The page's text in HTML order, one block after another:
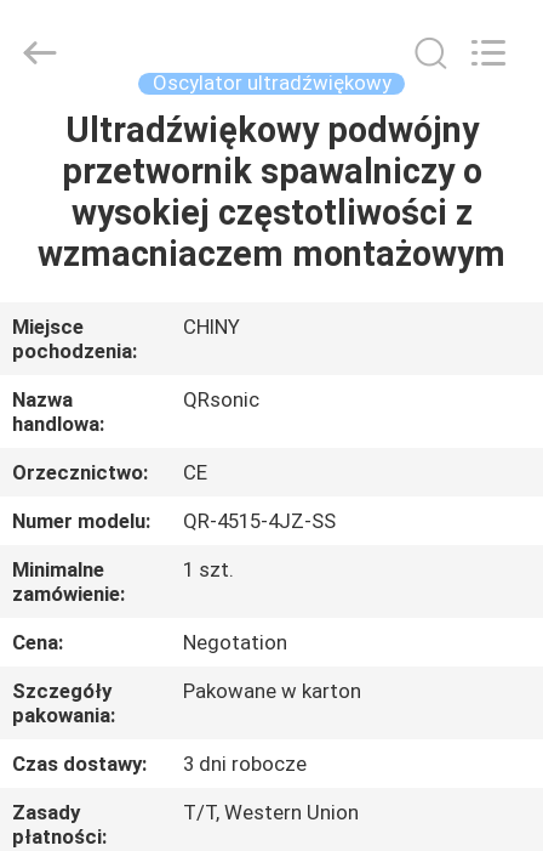
DOM
PRODUKTY
NAS
WYCIECZKA
PO
FABRYCE
KONTROLA
JAKOŚCI
SKONTAKTUJ
SIĘ
Z
NAMI
Equipment
Co.,Ltd.
Oscylator ultradźwiękowy
Ultradźwiękowy podwójny
przetwornik spawalniczy o
wysokiej częstotliwości z
wzmacniaczem montażowym
Miejsce
pochodzenia:
CHINY
Nazwa
handlowa:
QRsonic
Orzecznictwo:
CE
Numer modelu:
QR-4515-4JZ-SS
Minimalne
zamówienie:
1 szt.
Cena:
Negotation
Szczegóły
pakowania:
Pakowane w karton
Czas dostawy:
3 dni robocze
Zasady
płatności:
T/T, Western Union